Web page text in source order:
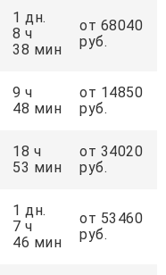
1 дн.
8 ч
38 мин
от 68040
руб.
9 ч
48 мин
от 14850
руб.
18 ч
53 мин
от 34020
руб.
1 дн.
7 ч
46 мин
от 53460
руб.